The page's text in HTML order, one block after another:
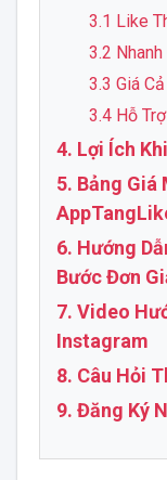
3.1 Like
3.2
3.3 Giá
3.4 Hỗ
4. Lợi Ích
5. Bảng
6. Hướng
Bước Đơn
7. Video
Instagram
8. Câu Hỏi
9. Đăng Ký